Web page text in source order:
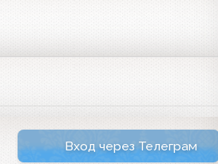
Вход через Телеграм